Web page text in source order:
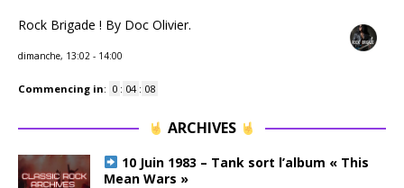
Rock Brigade ! By Doc Olivier.
dimanche, 13:02 - 14:00
Commencing in: 0 : 04 : 07
ARCHIVES
10 Juin 1983 – Tank sort l’album « This
Mean Wars »